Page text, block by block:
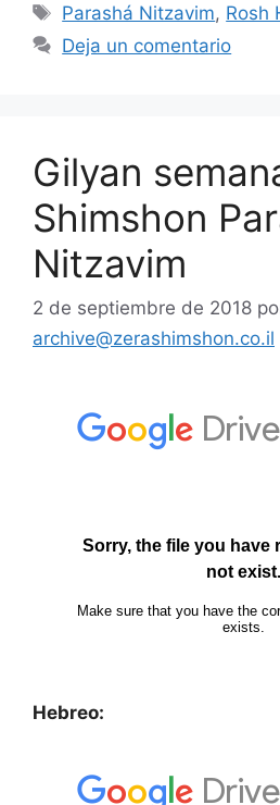
Parashá Nitzavim, Rosh
Deja un comentario
Gilyan
Shimshon
Nitzavim
2 de septiembre de 2018
archive@zerashimshon.co.il
Hebreo: